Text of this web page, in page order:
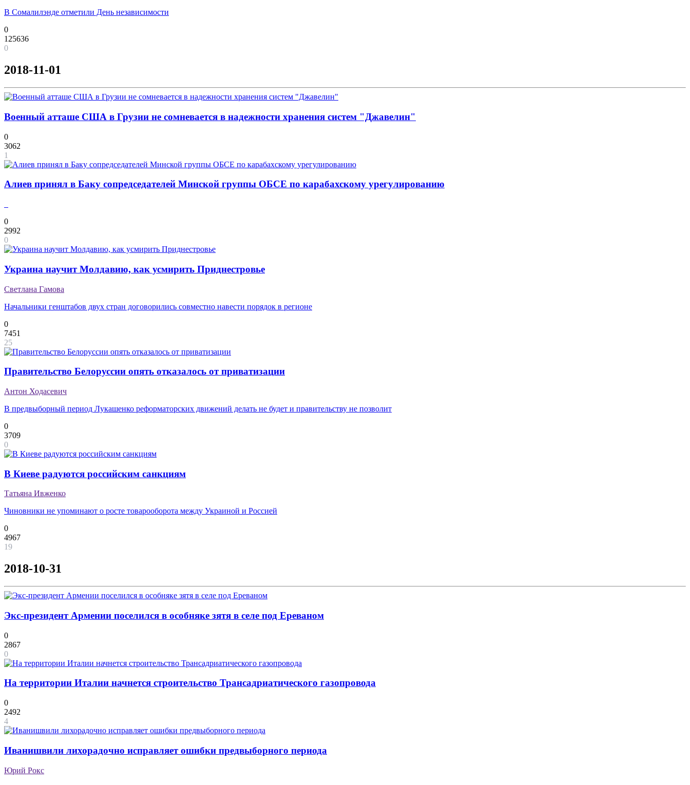
В Сомалилэнде отметили День независимости
0
125636
0
2018-11-01
Военный атташе США в Грузии не сомневается в надежности хранения систем "Джавелин"
0
3062
1
Алиев принял в Баку сопредседателей Минской группы ОБСЕ по карабахскому урегулированию
0
2992
0
Украина научит Молдавию, как усмирить Приднестровье
Светлана Гамова
Начальники генштабов двух стран договорились совместно навести порядок в регионе
0
7451
25
Правительство Белоруссии опять отказалось от приватизации
Антон Ходасевич
В предвыборный период Лукашенко реформаторских движений делать не будет и правительству не позволит
0
3709
0
В Киеве радуются российским санкциям
Татьяна Ивженко
Чиновники не упоминают о росте товарооборота между Украиной и Россией
0
4967
19
2018-10-31
Экс-президент Армении поселился в особняке зятя в селе под Ереваном
0
2867
0
На территории Италии начнется строительство Трансадриатического газопровода
0
2492
4
Иванишвили лихорадочно исправляет ошибки предвыборного периода
Юрий Рокс